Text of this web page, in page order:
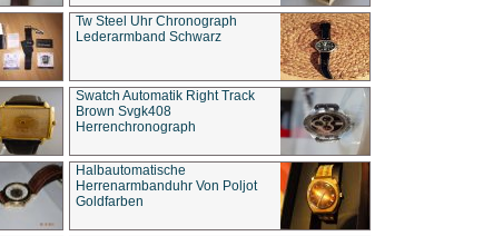
Tw Steel Uhr Chronograph
Lederarmband Schwarz
Swatch Automatik Right Track
Brown Svgk408
Herrenchronograph
Halbautomatische
Herrenarmbanduhr Von Poljot
Goldfarben